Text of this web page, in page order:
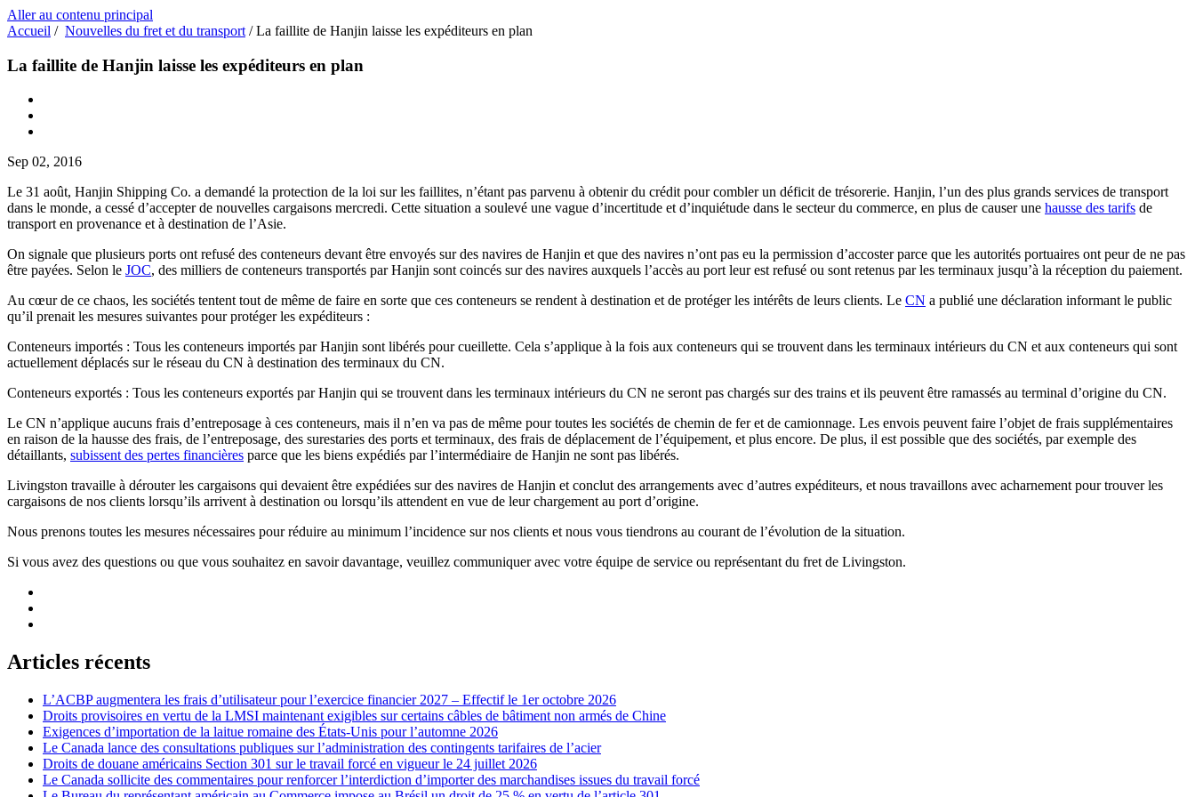
Aller au contenu principal
Accueil / Nouvelles du fret et du transport /La faillite de Hanjin laisse les expéditeurs en plan
La faillite de Hanjin laisse les expéditeurs en plan
Sep 02, 2016
Le 31 août, Hanjin Shipping Co. a demandé la protection de la loi sur les faillites, n’étant pas parvenu à obtenir du crédit pour combler un déficit de trésorerie. Hanjin, l’un des plus grands services de transport
dans le monde, a cessé d’accepter de nouvelles cargaisons mercredi. Cette situation a soulevé une vague d’incertitude et d’inquiétude dans le secteur du commerce, en plus de causer une hausse des tarifs de
transport en provenance et à destination de l’Asie.
On signale que plusieurs ports ont refusé des conteneurs devant être envoyés sur des navires de Hanjin et que des navires n’ont pas eu la permission d’accoster parce que les autorités portuaires ont peur de ne pas
être payées. Selon le JOC, des milliers de conteneurs transportés par Hanjin sont coincés sur des navires auxquels l’accès au port leur est refusé ou sont retenus par les terminaux jusqu’à la réception du paiement.
Au cœur de ce chaos, les sociétés tentent tout de même de faire en sorte que ces conteneurs se rendent à destination et de protéger les intérêts de leurs clients. Le CN a publié une déclaration informant le public
qu’il prenait les mesures suivantes pour protéger les expéditeurs :
Conteneurs importés : Tous les conteneurs importés par Hanjin sont libérés pour cueillette. Cela s’applique à la fois aux conteneurs qui se trouvent dans les terminaux intérieurs du CN et aux conteneurs qui sont
actuellement déplacés sur le réseau du CN à destination des terminaux du CN.
Conteneurs exportés : Tous les conteneurs exportés par Hanjin qui se trouvent dans les terminaux intérieurs du CN ne seront pas chargés sur des trains et ils peuvent être ramassés au terminal d’origine du CN.
Le CN n’applique aucuns frais d’entreposage à ces conteneurs, mais il n’en va pas de même pour toutes les sociétés de chemin de fer et de camionnage. Les envois peuvent faire l’objet de frais supplémentaires
en raison de la hausse des frais, de l’entreposage, des surestaries des ports et terminaux, des frais de déplacement de l’équipement, et plus encore. De plus, il est possible que des sociétés, par exemple des
détaillants, subissent des pertes financières parce que les biens expédiés par l’intermédiaire de Hanjin ne sont pas libérés.
Livingston travaille à dérouter les cargaisons qui devaient être expédiées sur des navires de Hanjin et conclut des arrangements avec d’autres expéditeurs, et nous travaillons avec acharnement pour trouver les
cargaisons de nos clients lorsqu’ils arrivent à destination ou lorsqu’ils attendent en vue de leur chargement au port d’origine.
Nous prenons toutes les mesures nécessaires pour réduire au minimum l’incidence sur nos clients et nous vous tiendrons au courant de l’évolution de la situation.
Si vous avez des questions ou que vous souhaitez en savoir davantage, veuillez communiquer avec votre équipe de service ou représentant du fret de Livingston.
Articles récents
L’ACBP augmentera les frais d’utilisateur pour l’exercice financier 2027 – Effectif le 1er octobre 2026
Droits provisoires en vertu de la LMSI maintenant exigibles sur certains câbles de bâtiment non armés de Chine
Exigences d’importation de la laitue romaine des États-Unis pour l’automne 2026
Le Canada lance des consultations publiques sur l’administration des contingents tarifaires de l’acier
Droits de douane américains Section 301 sur le travail forcé en vigueur le 24 juillet 2026
Le Canada sollicite des commentaires pour renforcer l’interdiction d’importer des marchandises issues du travail forcé